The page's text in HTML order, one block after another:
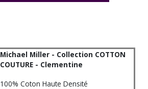
Michael Miller - Collection COTTON
COUTURE - Clementine
100% Coton Haute Densité